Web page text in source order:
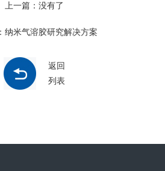
上一篇：没有了
纳米气溶胶研究解决方案
返回
列表